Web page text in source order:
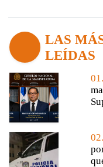
LAS
LEÍDAS
01.
02.